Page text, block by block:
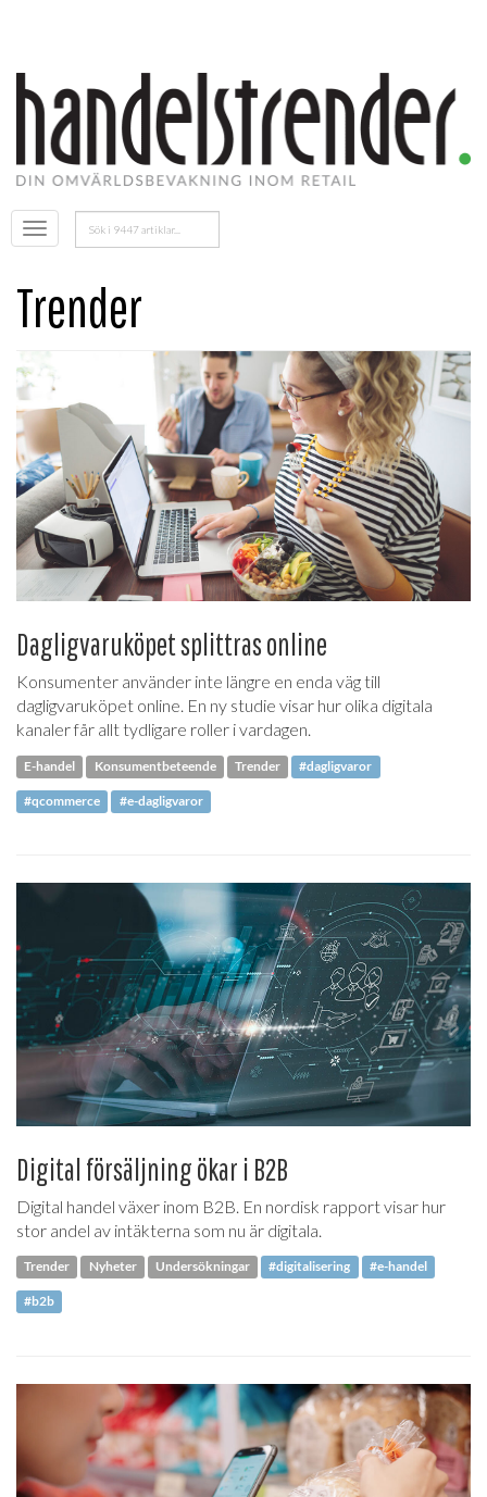
Öppna
menyn
Sök
efter:
Trender
Dagligvaruköpet splittras online
Konsumenter använder inte längre en enda väg till
dagligvaruköpet online. En ny studie visar hur olika digitala
kanaler får allt tydligare roller i vardagen.
E-handel Konsumentbeteende Trender #dagligvaror
#qcommerce #e-dagligvaror
Digital försäljning ökar i B2B
Digital handel växer inom B2B. En nordisk rapport visar hur
stor andel av intäkterna som nu är digitala.
Trender Nyheter Undersökningar #digitalisering #e-handel
#b2b